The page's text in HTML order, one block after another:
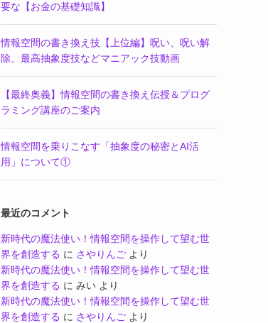
要な【お金の基礎知識】
情報空間の書き換え技【上位編】呪い、呪い解
除、最高抽象度技などマニアック技動画
【最終奥義】情報空間の書き換え伝授＆プログ
ラミング講座のご案内
情報空間を乗りこなす「抽象度の秘密とAI活
用」について①
最近のコメント
新時代の魔法使い！情報空間を操作して望む世
界を創造する に さやりんご より
新時代の魔法使い！情報空間を操作して望む世
界を創造する に みい より
新時代の魔法使い！情報空間を操作して望む世
界を創造する に さやりんご より